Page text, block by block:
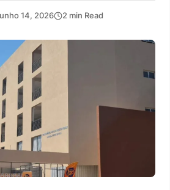
14, 2026 2 min Read